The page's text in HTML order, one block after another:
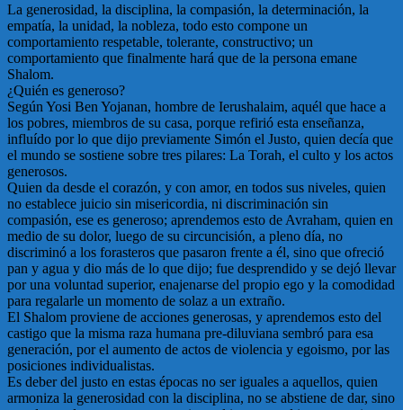
La generosidad, la disciplina, la compasión, la determinación, la
empatía, la unidad, la nobleza, todo esto compone un
comportamiento respetable, tolerante, constructivo; un
comportamiento que finalmente hará que de la persona emane
Shalom.
¿Quién es generoso?
Según Yosi Ben Yojanan, hombre de Ierushalaim, aquél que hace a
los pobres, miembros de su casa, porque refirió esta enseñanza,
influído por lo que dijo previamente Simón el Justo, quien decía que
el mundo se sostiene sobre tres pilares: La Torah, el culto y los actos
generosos.
Quien da desde el corazón, y con amor, en todos sus niveles, quien
no establece juicio sin misericordia, ni discriminación sin
compasión, ese es generoso; aprendemos esto de Avraham, quien en
medio de su dolor, luego de su circuncisión, a pleno día, no
discriminó a los forasteros que pasaron frente a él, sino que ofreció
pan y agua y dio más de lo que dijo; fue desprendido y se dejó llevar
por una voluntad superior, enajenarse del propio ego y la comodidad
para regalarle un momento de solaz a un extraño.
El Shalom proviene de acciones generosas, y aprendemos esto del
castigo que la misma raza humana pre-diluviana sembró para esa
generación, por el aumento de actos de violencia y egoismo, por las
posiciones individualistas.
Es deber del justo en estas épocas no ser iguales a aquellos, quien
armoniza la generosidad con la disciplina, no se abstiene de dar, sino